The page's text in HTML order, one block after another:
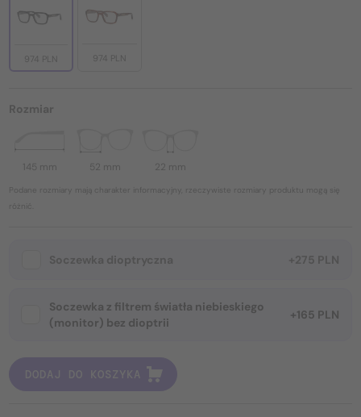
974 PLN 974 PLN
Rozmiar
145 mm 52 mm 22 mm
Podane rozmiary mają charakter informacyjny, rzeczywiste rozmiary produktu mogą się
różnić.
Soczewka dioptryczna +275 PLN
Soczewka z filtrem światła niebieskiego
(monitor) bez dioptrii
+165 PLN
DODAJ DO KOSZYKA